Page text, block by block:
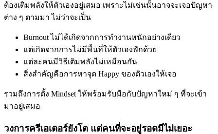
ต้องเติมพลังให้ตัวเองอยู่เสมอ เพราะไม่เช่นนั้นอาจจะเจอปัญหา
ต่าง ๆ ตามมา ไม่ว่าจะเป็น
Burnout ไม่ได้เกิดจากการทำงานหนักอย่างเดียว
แต่เกิดจากการไม่มีพื้นที่ให้ตัวเองพักด้วย
แต่ละคนมีวิธีเติมพลังไม่เหมือนกัน
สิ่งสำคัญคือการหาจุด Happy ของตัวเองให้เจอ
รวมถึงการตั้ง Mindset ให้พร้อมรับมือกับปัญหาใหม่ ๆ ที่จะเข้า
มาอยู่เสมอ
วงการครีเอเตอร์ยังโต แต่คนที่จะอยู่รอดมีไม่เยอะ